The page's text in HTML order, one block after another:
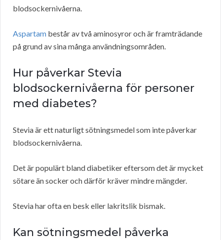
blodsockernivåerna.
Aspartam består av två aminosyror och är framträdande
på grund av sina många användningsområden.
Hur påverkar Stevia
blodsockernivåerna för personer
med diabetes?
Stevia är ett naturligt sötningsmedel som inte påverkar
blodsockernivåerna.
Det är populärt bland diabetiker eftersom det är mycket
sötare än socker och därför kräver mindre mängder.
Stevia har ofta en besk eller lakritslik bismak.
Kan sötningsmedel påverka